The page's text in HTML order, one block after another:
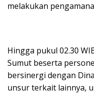
melakukan
Hingga pukul 02.30
Sumut beserta
bersinergi dengan
unsur terkait lainnya,